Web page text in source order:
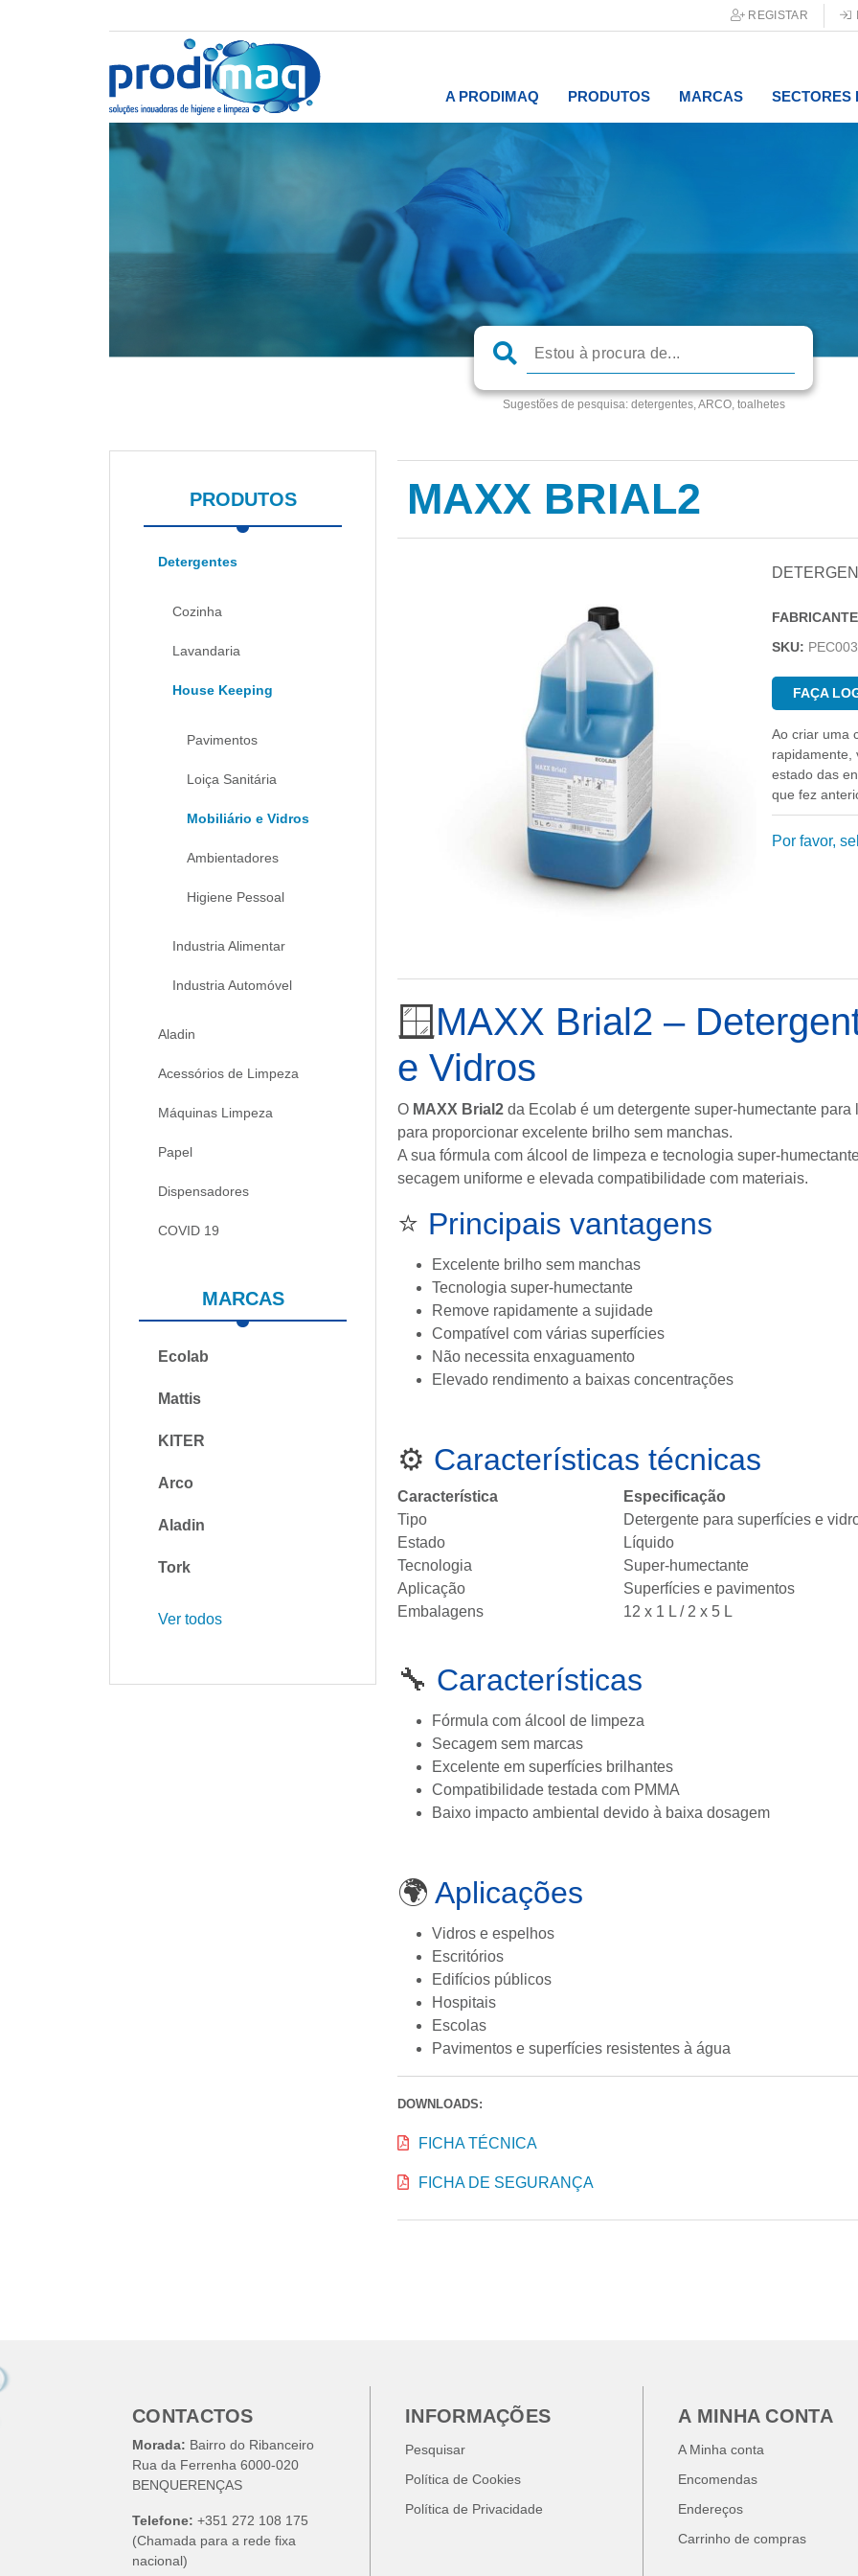
REGISTAR
A PRODIMAQ PRODUTOS MARCAS SECTORES
Sugestões de pesquisa:detergentes, ARCO, toalhetes
PRODUTOS
Detergentes
Cozinha
Lavandaria
House Keeping
Pavimentos
Loiça Sanitária
Mobiliário e Vidros
Ambientadores
Higiene Pessoal
Industria Alimentar
Industria Automóvel
Aladin
Acessórios de Limpeza
Máquinas Limpeza
Papel
Dispensadores
COVID 19
MARCAS
Ecolab
Mattis
KITER
Arco
Aladin
Tork
Ver todos
MAXX BRIAL2
SKU:
FAÇA
Ao criar uma
rapidamente,
estado das
que fez
Por favor,
🪟 MAXX Brial2 –
e Vidros
O MAXX Brial2 da Ecolab é um detergente super-humectante
para proporcionar excelente brilho sem manchas.
A sua fórmula com álcool de limpeza e tecnologia super-
secagem uniforme e elevada compatibilidade com materiais.
⭐ Principais vantagens
Excelente brilho sem manchas
Tecnologia super-humectante
Remove rapidamente a sujidade
Compatível com várias superfícies
Não necessita enxaguamento
Elevado rendimento a baixas concentrações
⚙️ Características técnicas
Característica
Especificação
Tipo
Detergente para superfícies e
Estado
Líquido
Tecnologia
Super-humectante
Aplicação
Superfícies e pavimentos
Embalagens
12 x 1 L / 2 x 5 L
🔧 Características
Fórmula com álcool de limpeza
Secagem sem marcas
Excelente em superfícies brilhantes
Compatibilidade testada com PMMA
Baixo impacto ambiental devido à baixa dosagem
🌍 Aplicações
Vidros e espelhos
Escritórios
Edifícios públicos
Hospitais
Escolas
Pavimentos e superfícies resistentes à água
DOWNLOADS:
FICHA TÉCNICA
FICHA DE SEGURANÇA
CONTACTOS
Morada: Bairro do Ribanceiro
Rua da Ferrenha 6000-020
BENQUERENÇAS
Telefone: +351 272 108 175
(Chamada para a rede fixa
nacional)
INFORMAÇÕES
Pesquisar
Política de Cookies
Política de Privacidade
A MINHA CONTA
A Minha conta
Encomendas
Endereços
Carrinho de compras